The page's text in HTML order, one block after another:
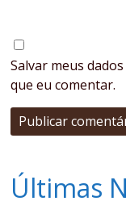
Salvar meus
que eu comentar.
Últimas